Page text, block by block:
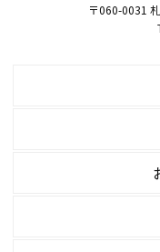
〒060-0031